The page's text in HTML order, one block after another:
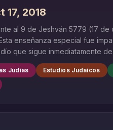
17, 2018
al 9 de Jeshván 5779 (17
enseñanza especial fue
que sigue inmediatamente
Judías Estudios Judaicos